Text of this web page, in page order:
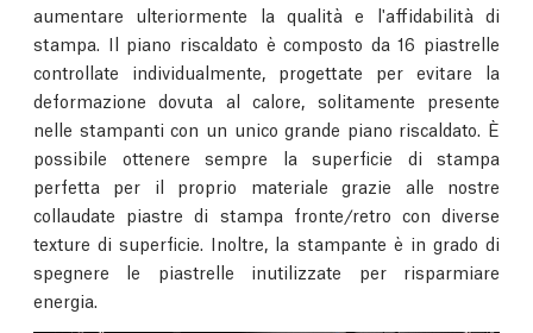
aumentare ulteriormente la qualità e l'affidabilità di
stampa. Il piano riscaldato è composto da 16 piastrelle
controllate individualmente, progettate per evitare la
deformazione dovuta al calore, solitamente presente
nelle stampanti con un unico grande piano riscaldato. È
possibile ottenere sempre la superficie di stampa
perfetta per il proprio materiale grazie alle nostre
collaudate piastre di stampa fronte/retro con diverse
texture di superficie. Inoltre, la stampante è in grado di
spegnere le piastrelle inutilizzate per risparmiare
energia.